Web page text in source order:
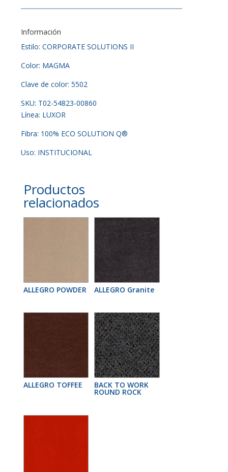
Información
Estilo: CORPORATE SOLUTIONS II
Color: MAGMA
Clave de color: 5502
SKU: T02-54823-00860
Línea: LUXOR
Fibra: 100% ECO SOLUTION Q®
Uso: INSTITUCIONAL
Productos
relacionados
ALLEGRO POWDER ALLEGRO Granite
ALLEGRO TOFFEE BACK TO WORK
ROUND ROCK